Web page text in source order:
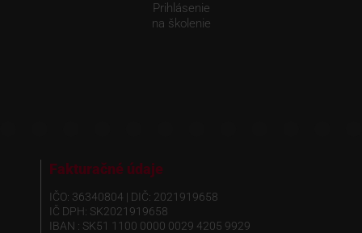
Prihlásenie
na školenie
Fakturačné údaje
IČO: 36340804 | DIČ: 2021919658
IČ DPH: SK2021919658
IBAN : SK51 1100 0000 0029 4205 9929